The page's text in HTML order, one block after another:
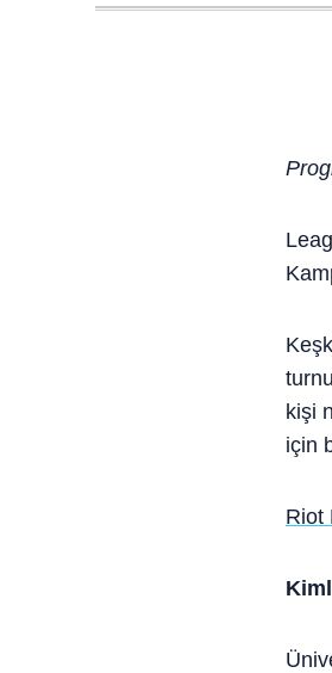
kişi
için
Riot